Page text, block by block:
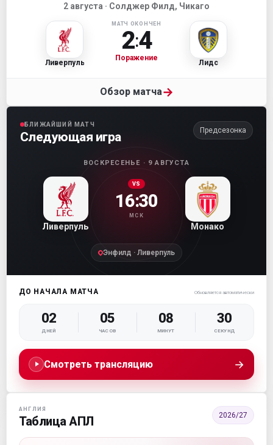
2 августа · Солджер Филд, Чикаго
Ливерпуль
МАТЧ ОКОНЧЕН
2:4
Поражение
Лидс
Обзор матча→
БЛИЖАЙШИЙ МАТЧ
Следующая игра Предсезонка
ВОСКРЕСЕНЬЕ · 9 АВГУСТА
Ливерпуль
VS
16:30
МСК
Монако
Энфилд · Ливерпуль
ДО НАЧАЛА МАТЧА Обновляется автоматически
02
ДНЕЙ
05
ЧАСОВ
08
МИНУТ
29
СЕКУНД
Смотреть трансляцию →
АНГЛИЯ
Таблица АПЛ 2026/27